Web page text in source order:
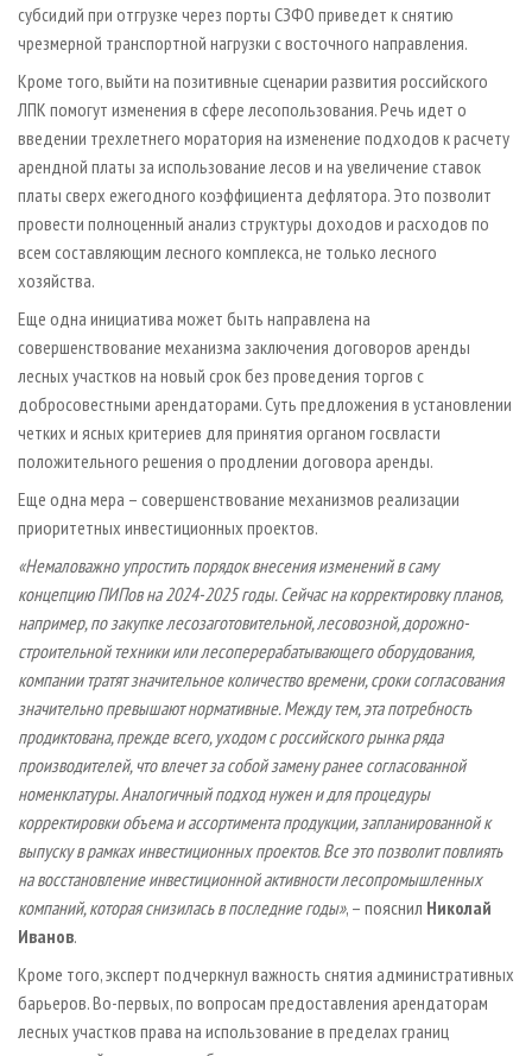
субсидий при отгрузке через порты СЗФО приведет к снятию
чрезмерной транспортной нагрузки с восточного направления.
Кроме того, выйти на позитивные сценарии развития российского
ЛПК помогут изменения в сфере лесопользования. Речь идет о
введении трехлетнего моратория на изменение подходов к расчету
арендной платы за использование лесов и на увеличение ставок
платы сверх ежегодного коэффициента дефлятора. Это позволит
провести полноценный анализ структуры доходов и расходов по
всем составляющим лесного комплекса, не только лесного
хозяйства.
Еще одна инициатива может быть направлена на
совершенствование механизма заключения договоров аренды
лесных участков на новый срок без проведения торгов с
добросовестными арендаторами. Суть предложения в установлении
четких и ясных критериев для принятия органом госвласти
положительного решения о продлении договора аренды.
Еще одна мера – совершенствование механизмов реализации
приоритетных инвестиционных проектов.
«Немаловажно упростить порядок внесения изменений в саму
концепцию ПИПов на 2024-2025 годы. Сейчас на корректировку планов,
например, по закупке лесозаготовительной, лесовозной, дорожно-
строительной техники или лесоперерабатывающего оборудования,
компании тратят значительное количество времени, сроки согласования
значительно превышают нормативные. Между тем, эта потребность
продиктована, прежде всего, уходом с российского рынка ряда
производителей, что влечет за собой замену ранее согласованной
номенклатуры. Аналогичный подход нужен и для процедуры
корректировки объема и ассортимента продукции, запланированной к
выпуску в рамках инвестиционных проектов. Все это позволит повлиять
на восстановление инвестиционной активности лесопромышленных
компаний, которая снизилась в последние годы», – пояснил Николай
Иванов.
Кроме того, эксперт подчеркнул важность снятия административных
барьеров. Во-первых, по вопросам предоставления арендаторам
лесных участков права на использование в пределах границ